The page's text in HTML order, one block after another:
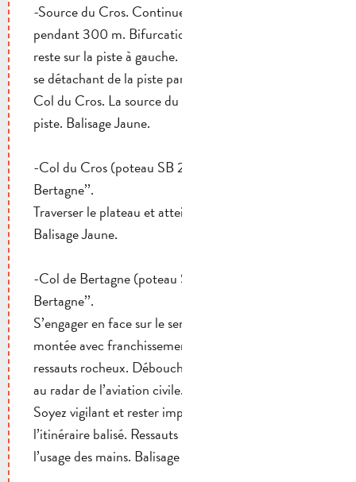
-Source du Cros. Continuer la montée par la piste
pendant 300 m. Bifurcation : l’itinéraire ‘’Vert’’
reste sur la piste à gauche. Continuer par le sentier
se détachant de la piste par la droite et atteindre le
Col du Cros. La source du Cros est à gauche de la
piste. Balisage Jaune.
-Col du Cros (poteau SB 27). Suivre ‘’Pic de
Bertagne’’.
Traverser le plateau et atteindre le Col de Bertagne.
Balisage Jaune.
-Col de Bertagne (poteau SB 28). Suivre ‘’Pic de
Bertagne’’.
S’engager en face sur le sentier par une rude
montée avec franchissement de
ressauts rocheux. Déboucher sur la route menant
au radar de l’aviation civile.
Soyez vigilant et rester impérativement sur
l’itinéraire balisé. Ressauts rocheux nécessitant
l’usage des mains. Balisage Jaune.